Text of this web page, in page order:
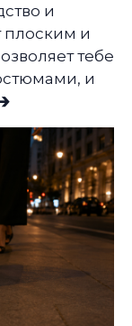
и
плоским и
тебе
и